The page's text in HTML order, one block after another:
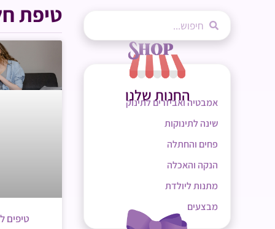
החנות שלנו
אמבטיה ואביזרים לתינוק
שינה לתינוקות
פחים והחתלה
הנקה והאכלה
מתנות ליולדת
מבצעים
טיפת
טיפים